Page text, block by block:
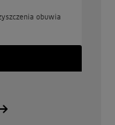
obuwia